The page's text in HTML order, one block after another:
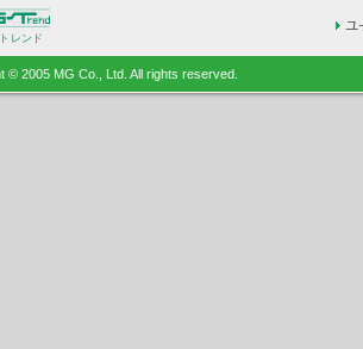
レンド
© 2005 MG Co., Ltd. All rights reserved.